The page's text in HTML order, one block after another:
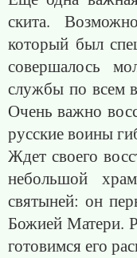
скита.
который был
совершалось
службы по всем
Очень важно
русские воины
Ждет своего
небольшой
святыней: он
Божией Матери.
готовимся его